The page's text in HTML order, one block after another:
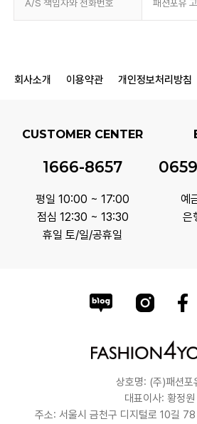
A/S 책임자와 전화번호 패션포유
회사소개 이용약관 개인정보처리방침
CUSTOMER CENTER
1666-8657
평일 10:00 ~ 17:00
점심 12:30 ~ 13:30
휴일 토/일/공휴일
예
은
상호명: (주)패션포
대표이사: 황정원
주소: 서울시 금천구 디지털로 10길